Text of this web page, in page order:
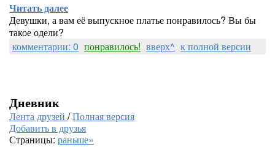
Читать далее
Девушки, а вам её выпускное платье понравилось? Вы бы
такое одели?
комментарии: 0 понравилось! вверх^ к полной версии
Дневник
Лента друзей /Полная версия
Добавить в друзья
Страницы: раньше»